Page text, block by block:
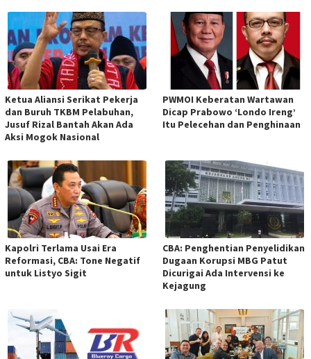
Ketua Aliansi Serikat Pekerja
dan Buruh TKBM Pelabuhan,
Jusuf Rizal Bantah Akan Ada
Aksi Mogok Nasional
PWMOI Keberatan Wartawan
Dicap Prabowo ‘Londo Ireng’
Itu Pelecehan dan Penghinaan
Kapolri Terlama Usai Era
Reformasi, CBA: Tone Negatif
untuk Listyo Sigit
CBA: Penghentian Penyelidikan
Dugaan Korupsi MBG Patut
Dicurigai Ada Intervensi ke
Kejagung